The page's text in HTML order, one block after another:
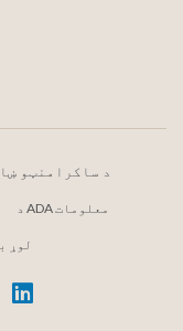
2026 د
د ADA معلومات
لوړ
LinkedIn